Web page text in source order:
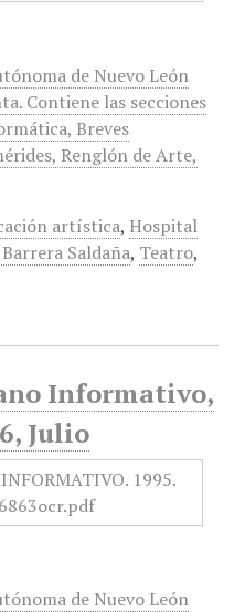
de Nuevo León
Contiene las secciones
Breves
Renglón de Arte,
artística, Hospital
Saldaña, Teatro,
Informativo,
Julio
de Nuevo León